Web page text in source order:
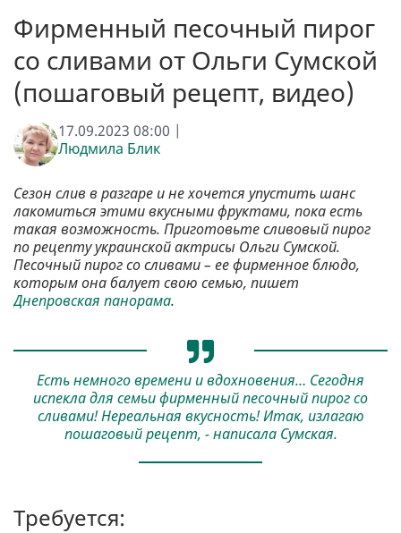
Фирменный песочный пирог
со сливами от Ольги Сумской
(пошаговый рецепт, видео)
17.09.2023 08:00 |
Людмила Блик
Сезон слив в разгаре и не хочется упустить шанс
лакомиться этими вкусными фруктами, пока есть
такая возможность. Приготовьте сливовый пирог
по рецепту украинской актрисы Ольги Сумской.
Песочный пирог со сливами – ее фирменное блюдо,
которым она балует свою семью, пишет
Днепровская панорама.
Есть немного времени и вдохновения… Сегодня
испекла для семьи фирменный песочный пирог со
сливами! Нереальная вкусность! Итак, излагаю
пошаговый рецепт, - написала Сумская.
Требуется: